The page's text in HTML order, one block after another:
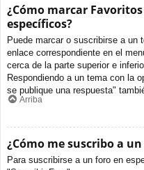
¿Cómo marcar
específicos?
Puede marcar o suscribirse a un
enlace correspondiente en el
cerca de la parte superior e
Respondiendo a un tema con la
se publique una respuesta"
Arriba
¿Cómo me suscribo a
Para suscribirse a un foro en